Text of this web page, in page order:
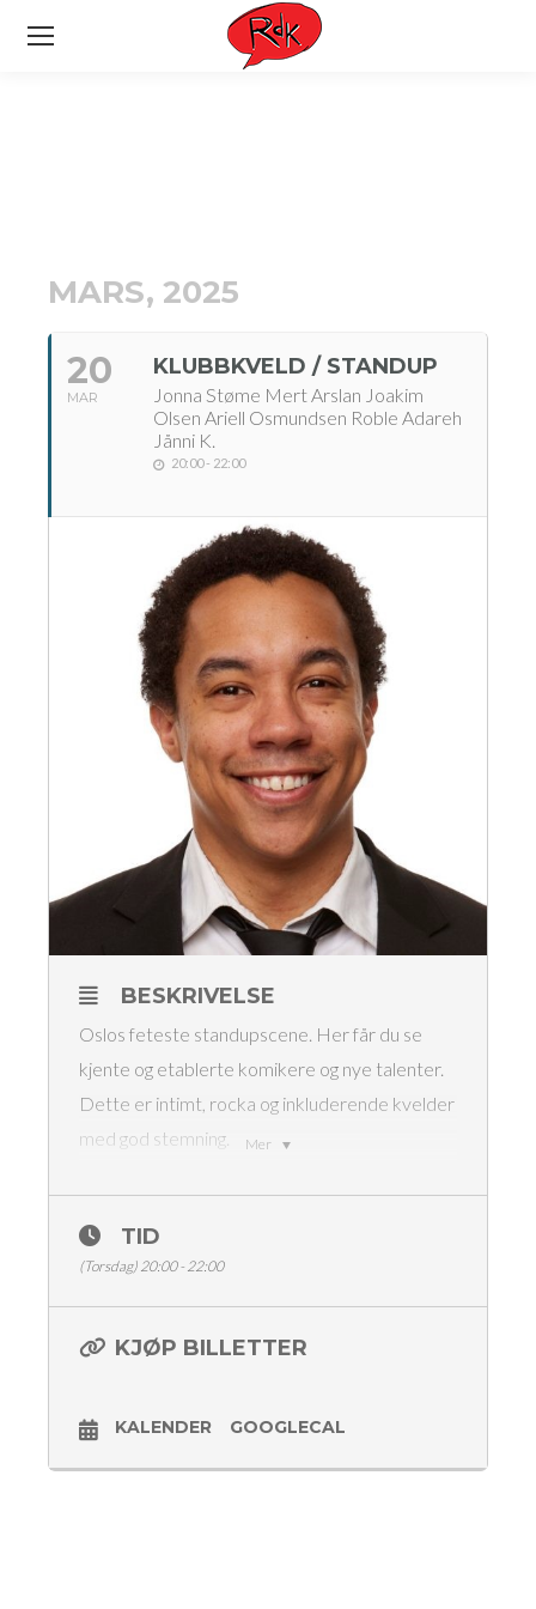
MARS, 2025
20
MAR
KLUBBKVELD / STANDUP
Jonna Støme Mert Arslan Joakim
Olsen Ariell Osmundsen Roble Adareh
Jånni K.
20:00 - 22:00
Mer
BESKRIVELSE
Oslos feteste standupscene. Her får du se
kjente og etablerte komikere og nye talenter.
Dette er intimt, rocka og inkluderende kvelder
med god stemning.
Joakim Olsen
Ariell Osmundsen
Roble Adareh
Konferansier Jånni K.
Showstart kl 20:00
TID
(Torsdag) 20:00 - 22:00
KJØP BILLETTER
KALENDER GOOGLECAL